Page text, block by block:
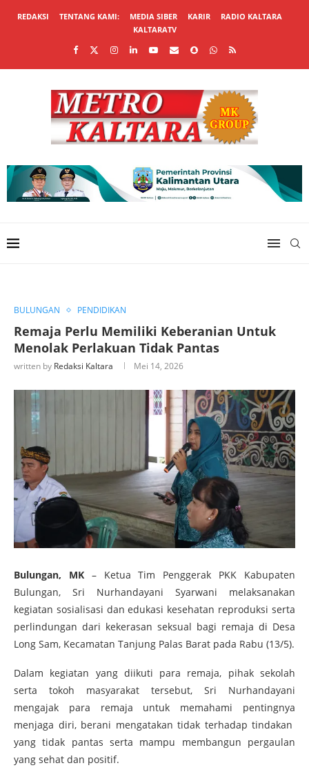
REDAKSI TENTANG KAMI: MEDIA SIBER KARIR
RADIO KALTARA
KALTARATV
BULUNGAN PENDIDIKAN
Remaja Perlu Memiliki Keberanian Untuk
Menolak Perlakuan Tidak Pantas
written by Redaksi Kaltara Mei 14, 2026
Bulungan, MK– Ketua Tim Penggerak PKK Kabupaten
Bulungan, Sri Nurhandayani Syarwani melaksanakan
kegiatan sosialisasi dan edukasi kesehatan reproduksi serta
perlindungan dari kekerasan seksual bagi remaja di Desa
Long Sam, Kecamatan Tanjung Palas Barat pada Rabu (13/5).
Dalam kegiatan yang diikuti para remaja, pihak sekolah
serta tokoh masyarakat tersebut, Sri Nurhandayani
mengajak para remaja untuk memahami pentingnya
menjaga diri, berani mengatakan tidak terhadap tindakan
yang tidak pantas serta mampu membangun pergaulan
yang sehat dan positif.